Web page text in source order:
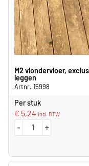
m2 vlondervloer, exclusief
leggen
Artnr. 15998
Per stuk
€ 5,24 incl. BTW
- +